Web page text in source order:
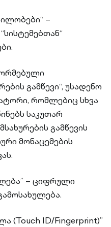
–
გამწევი“, უსადენო
რომლებიც სხვა
საკუთარ
გამწევის
მონაცემების
– ციფრული
(Touch ID/Fingerprint)”